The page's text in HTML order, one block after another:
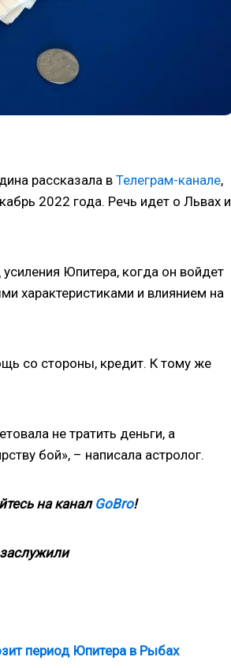
рассказала в Телеграм-канале,
2022 года. Речь идет о Львах и
Юпитера, когда он войдет
характеристиками и влиянием на
со стороны, кредит. К тому же
не тратить деньги, а
бой», – написала астролог.
на канал GoBro!
период Юпитера в Рыбах